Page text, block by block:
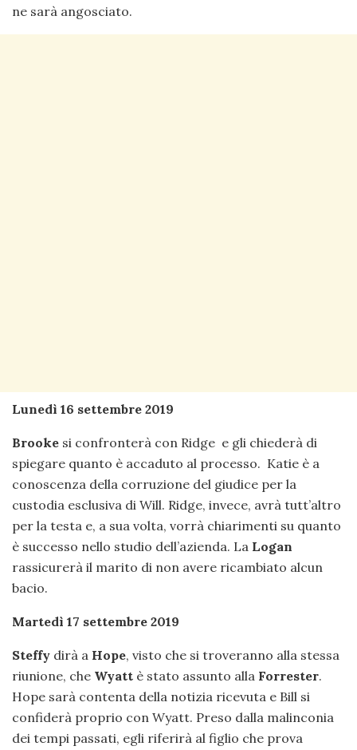
ne sarà angosciato.
Lunedì 16 settembre 2019
Brooke si confronterà con Ridge e gli chiederà di
spiegare quanto è accaduto al processo. Katie è a
conoscenza della corruzione del giudice per la
custodia esclusiva di Will. Ridge, invece, avrà tutt’altro
per la testa e, a sua volta, vorrà chiarimenti su quanto
è successo nello studio dell’azienda. La Logan
rassicurerà il marito di non avere ricambiato alcun
bacio.
Martedì 17 settembre 2019
Steffy dirà a Hope, visto che si troveranno alla stessa
riunione, che Wyatt è stato assunto alla Forrester.
Hope sarà contenta della notizia ricevuta e Bill si
confiderà proprio con Wyatt. Preso dalla malinconia
dei tempi passati, egli riferirà al figlio che prova